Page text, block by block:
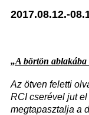
2017.08.12.-
„A börtön ablakába
Az ötven feletti
RCI cserével jut
megtapasztalja a